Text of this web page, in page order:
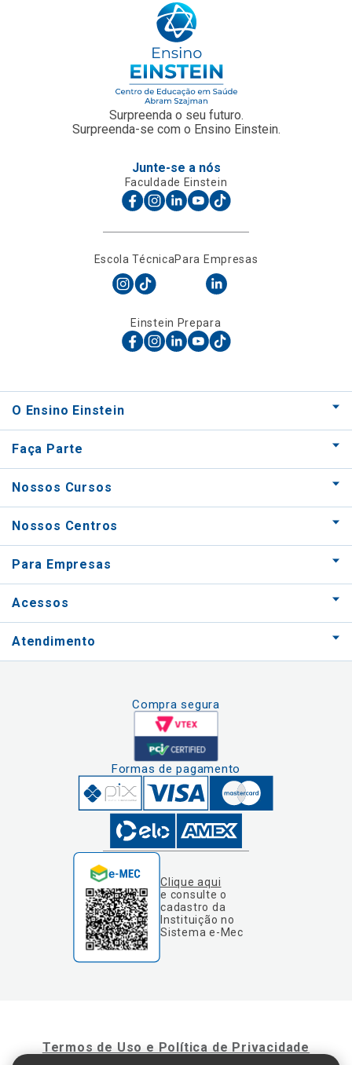
Surpreenda o seu futuro.
Surpreenda-se com o Ensino Einstein.
Junte-se a nós
Faculdade Einstein
Escola TécnicaPara Empresas
Einstein Prepara
O Ensino Einstein
Faça Parte
Nossos Cursos
Nossos Centros
Para Empresas
Acessos
Atendimento
Compra segura
Formas de pagamento
Clique aqui
e consulte o
cadastro da
Instituição no
Sistema e-Mec
Termos de Uso e Política de Privacidade